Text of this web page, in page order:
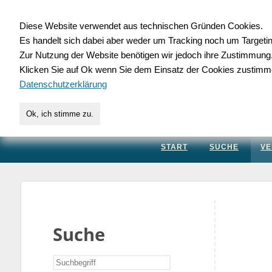
für Handwerk,
START SUCHE
Suche
Diese Website verwendet aus technischen Gründen Cookies.
Es handelt sich dabei aber weder um Tracking noch um
Zur Nutzung der Website benötigen wir jedoch ihre Zustimmung.
Klicken Sie auf Ok wenn Sie dem Einsatz der Cookies
Datenschutzerklärung
Ok, ich stimme zu.